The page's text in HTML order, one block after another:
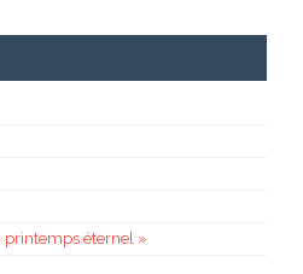
printemps éternel »